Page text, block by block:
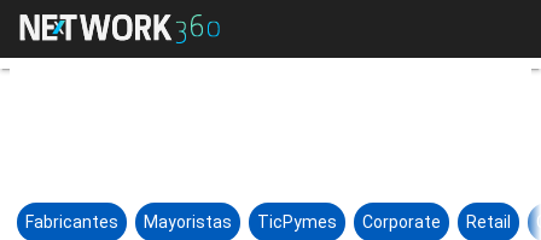
Magirus firma con
Fabricantes Mayoristas TicPymes Corporate Retail